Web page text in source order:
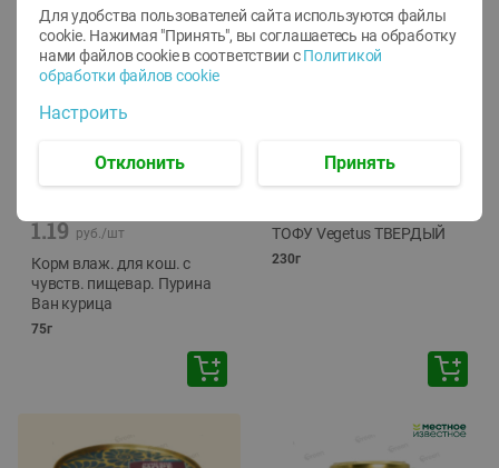
1.19 руб./шт
Корм влаж. для кош. с
чувств. пищевар. Пурина
Ван курица
75г
ТОФУ Vegetus ТВЕРДЫЙ
230г
Для удобства пользователей сайта используются файлы
cookie. Нажимая "Принять", вы соглашаетесь на обработку
нами файлов cookie в соответствии с Политикой
обработки файлов cookie
Настроить
Отклонить Принять